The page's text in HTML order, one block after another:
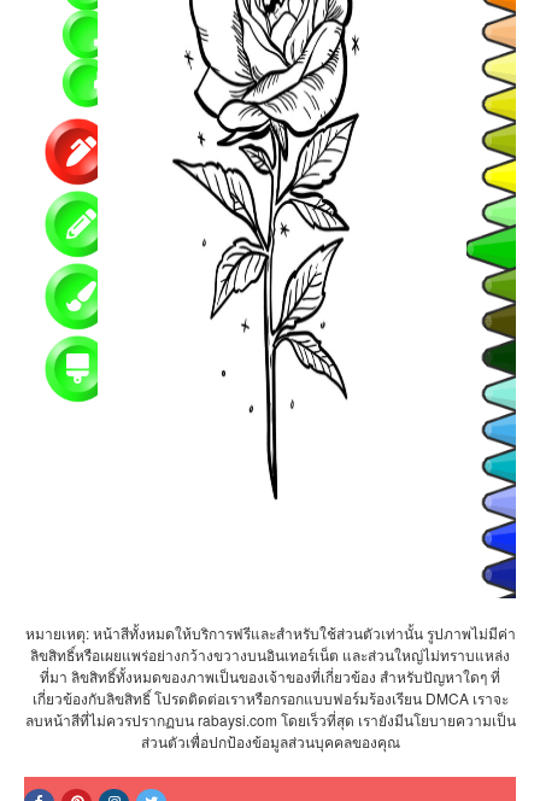
หมายเหตุ: หน้าสีทั้งหมดให้บริการฟรีและสำหรับใช้ส่วนตัวเท่านั้น รูปภาพไม่มีค่า
ลิขสิทธิ์หรือเผยแพร่อย่างกว้างขวางบนอินเทอร์เน็ต และส่วนใหญ่ไม่ทราบแหล่ง
ที่มา ลิขสิทธิ์ทั้งหมดของภาพเป็นของเจ้าของที่เกี่ยวข้อง สำหรับปัญหาใดๆ ที่
เกี่ยวข้องกับลิขสิทธิ์ โปรดติดต่อเราหรือกรอกแบบฟอร์มร้องเรียน DMCA เราจะ
ลบหน้าสีที่ไม่ควรปรากฏบน rabaysi.com โดยเร็วที่สุด เรายังมีนโยบายความเป็น
ส่วนตัวเพื่อปกป้องข้อมูลส่วนบุคคลของคุณ